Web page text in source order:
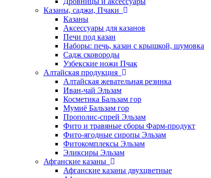
Казаны, саджи, Пчаки
Казаны
Аксессуары для казанов
Печи под казан
Наборы: печь, казан с крышкой, шумовка
Садж сковороды
Узбекские ножи Пчак
Алтайская продукция
Алтайская жевательная резинка
Иван-чай Эльзам
Косметика Бальзам гор
Мумиё Бальзам гор
Прополис-спрей Эльзам
Фито и травяные сборы Фарм-продукт
Фито-ягодные сиропы Эльзам
Фитокомплексы Эльзам
Эликсиры Эльзам
Афганские казаны
Афганские казаны двухцветные